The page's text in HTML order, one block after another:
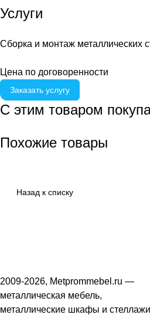
Услуги
Сборка и монтаж металлических
Цена по договоренности
Заказать услугу
С этим товаром
Похожие товары
Назад к списку
2009-2026, Metprommebel.ru —
металлическая мебель,
металлические шкафы и стеллажи